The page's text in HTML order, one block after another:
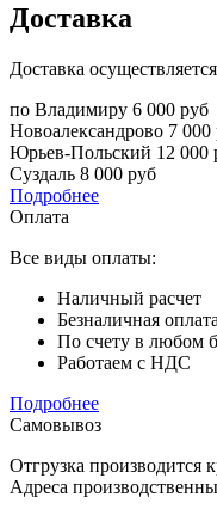
Доставка
Доставка
по Владимиру 6 000 руб
Новоалександрово 7 000
Юрьев-Польский 12 000
Суздаль 8 000 руб
Подробнее
Оплата
Все виды оплаты:
Наличный расчет
Безналичная оплата
По счету в любом
Работаем с НДС
Подробнее
Самовывоз
Отгрузка производится
Адреса